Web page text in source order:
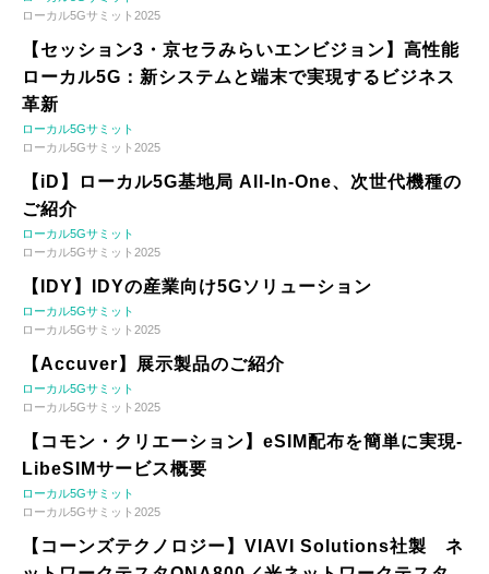
ローカル5Gサミット2025
【セッション3・京セラみらいエンビジョン】高性能
ローカル5G：新システムと端末で実現するビジネス
革新
ローカル5Gサミット
ローカル5Gサミット2025
【iD】ローカル5G基地局 All-In-One、次世代機種の
ご紹介
ローカル5Gサミット
ローカル5Gサミット2025
【IDY】IDYの産業向け5Gソリューション
ローカル5Gサミット
ローカル5Gサミット2025
【Accuver】展示製品のご紹介
ローカル5Gサミット
ローカル5Gサミット2025
【コモン・クリエーション】eSIM配布を簡単に実現-
LibeSIMサービス概要
ローカル5Gサミット
ローカル5Gサミット2025
【コーンズテクノロジー】VIAVI Solutions社製 ネ